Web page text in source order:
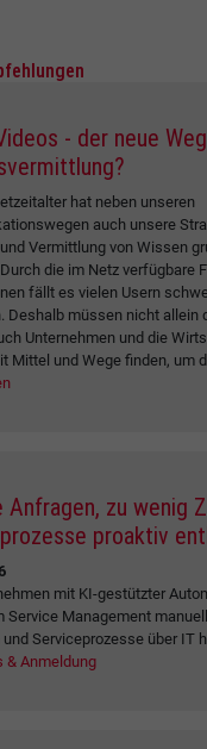
- der neue
hat neben unseren
auch unsere
Vermittlung von Wissen
die im Netz verfügbare
fällt es vielen Usern
Deshalb müssen nicht allein
Unternehmen und die
Mittel und Wege finden, um
Anfragen, zu wenig
proaktiv
mit KI-gestützter
Service Management
Serviceprozesse über IT
& Anmeldung